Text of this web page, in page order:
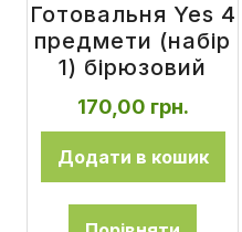
Готовальня Yes 4
предмети (набір
1) бірюзовий
170,00 грн.
Додати в кошик